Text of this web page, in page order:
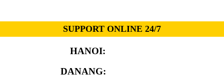
SUPPORT ONLINE 24/7
HANOI:
DANANG: